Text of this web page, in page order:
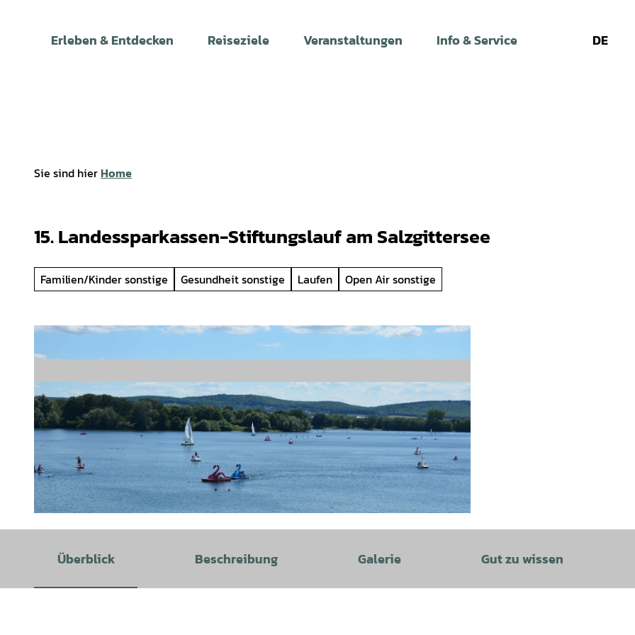
Erleben & Entdecken Reiseziele Veranstaltungen Info & Service DE
Sie sind hierHome
15. Landessparkassen-Stiftungslauf am Salzgittersee
Familien/Kinder sonstige Gesundheit sonstige Laufen Open Air sonstige
Überblick Beschreibung Galerie Gut zu wissen